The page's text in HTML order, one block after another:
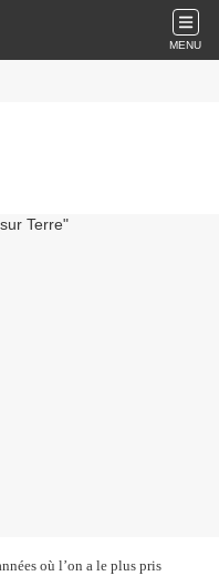
MENU
où l’on a le plus pris